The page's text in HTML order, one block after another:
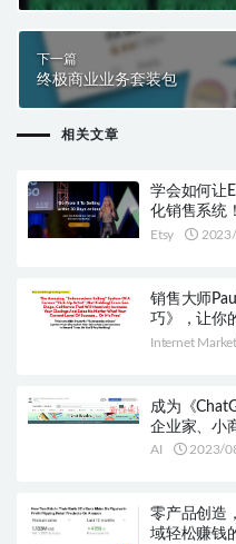
下一篇
终极商业业务套装包
相关文章
学会如何让
化销售系统！
Etsy
销售大师
巧》，让你
Internet
成为《
企业家、小
和内容创作
AI 2023/
零产品创造
域轻松赚钱